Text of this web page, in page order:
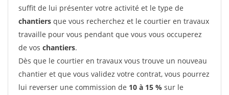
suffit de lui présenter votre activité et le type de
chantiers que vous recherchez et le courtier en travaux
travaille pour vous pendant que vous vous occuperez
de vos chantiers.
Dès que le courtier en travaux vous trouve un nouveau
chantier et que vous validez votre contrat, vous pourrez
lui reverser une commission de 10 à 15 % sur le